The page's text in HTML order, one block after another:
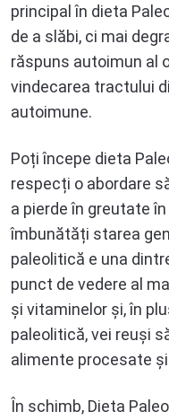
principal în dieta
de a slăbi, ci mai
răspuns autoimun al
vindecarea tractului
autoimune.
Poți începe dieta
respecți o abordare
a pierde în greutate
îmbunătăți starea
paleolitică e una
punct de vedere al
și vitaminelor și, în
paleolitică, vei reuși
alimente procesate și
În schimb, Dieta